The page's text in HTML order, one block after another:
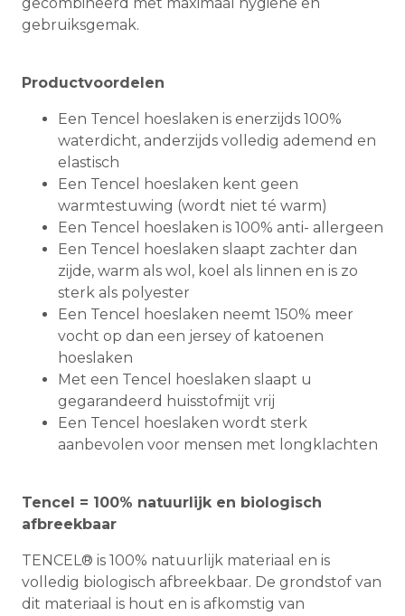
gebruiksgemak.
Productvoordelen
Een Tencel hoeslaken is enerzijds 100%
waterdicht, anderzijds volledig ademend en
elastisch
Een Tencel hoeslaken kent geen
warmtestuwing (wordt niet té warm)
Een Tencel hoeslaken is 100% anti- allergeen
Een Tencel hoeslaken slaapt zachter dan
zijde, warm als wol, koel als linnen en is zo
sterk als polyester
Een Tencel hoeslaken neemt 150% meer
vocht op dan een jersey of katoenen
hoeslaken
Met een Tencel hoeslaken slaapt u
gegarandeerd huisstofmijt vrij
Een Tencel hoeslaken wordt sterk
aanbevolen voor mensen met longklachten
Tencel = 100% natuurlijk en biologisch
afbreekbaar
TENCEL® is 100% natuurlijk materiaal en is
volledig biologisch afbreekbaar. De grondstof van
dit materiaal is hout en is afkomstig van